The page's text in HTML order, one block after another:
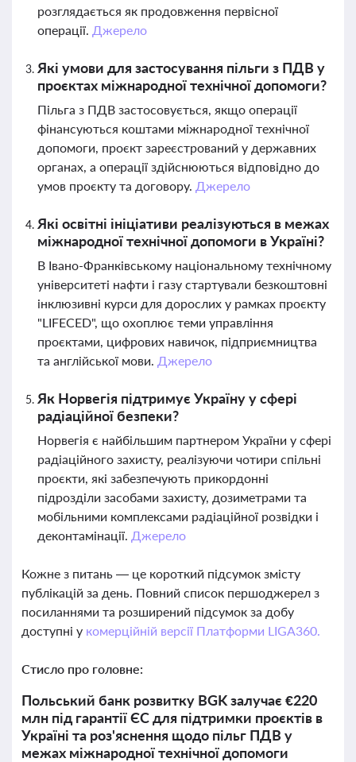
розглядається як продовження первісної
операції. Джерело
Які умови для застосування пільги з ПДВ у
проєктах міжнародної технічної допомоги?
Пільга з ПДВ застосовується, якщо операції
фінансуються коштами міжнародної технічної
допомоги, проєкт зареєстрований у державних
органах, а операції здійснюються відповідно до
умов проєкту та договору. Джерело
Які освітні ініціативи реалізуються в межах
міжнародної технічної допомоги в Україні?
В Івано-Франківському національному технічному
університеті нафти і газу стартували безкоштовні
інклюзивні курси для дорослих у рамках проєкту
"LIFECED", що охоплює теми управління
проєктами, цифрових навичок, підприємництва
та англійської мови. Джерело
Як Норвегія підтримує Україну у сфері
радіаційної безпеки?
Норвегія є найбільшим партнером України у сфері
радіаційного захисту, реалізуючи чотири спільні
проєкти, які забезпечують прикордонні
підрозділи засобами захисту, дозиметрами та
мобільними комплексами радіаційної розвідки і
деконтамінації. Джерело
Кожне з питань — це короткий підсумок змісту
публікацій за день. Повний список першоджерел з
посиланнями та розширений підсумок за добу
доступні у комерційній версії Платформи LIGA360.
Стисло про головне:
Польський банк розвитку BGK залучає €220
млн під гарантії ЄС для підтримки проєктів в
Україні та роз'яснення щодо пільг ПДВ у
межах міжнародної технічної допомоги